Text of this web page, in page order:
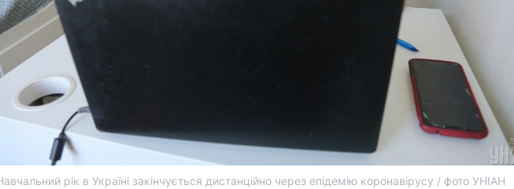
рік в Україні закінчується дистанційно через епідемію коронавірусу / фото УНІАН